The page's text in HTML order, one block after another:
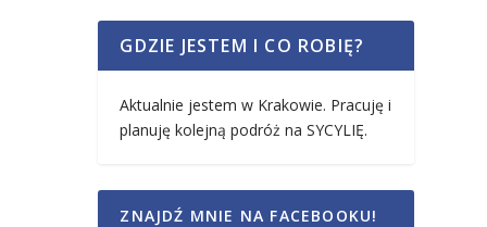
GDZIE JESTEM I CO ROBIĘ?
Aktualnie jestem w Krakowie. Pracuję i
planuję kolejną podróż na SYCYLIĘ.
ZNAJDŹ MNIE NA FACEBOOKU!